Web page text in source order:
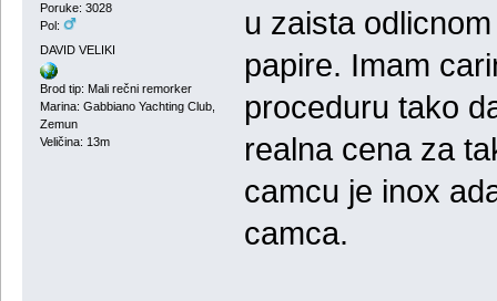
Poruke: 3028
Pol:
DAVID VELIKI
Brod tip: Mali rečni remorker
Marina: Gabbiano Yachting Club,
Zemun
Veličina: 13m
u zaista
papire. Imam
proceduru tako
realna cena za
camcu je inox
camca.